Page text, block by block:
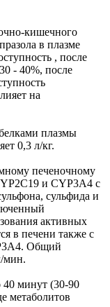
кишечного
в плазме
, после
- 40%, после
на
плазмы
0,3 л/кг.
печеночному
и CYP3A4 с
сульфида и
активных
в печени также с
Общий
мин.
40 минут (30-90
метаболитов